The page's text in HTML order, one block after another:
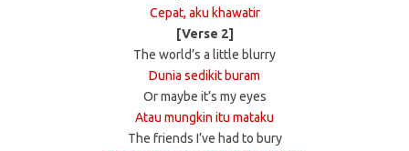
Cepat, aku khawatir
[Verse 2]
The world’s a little blurry
Dunia sedikit buram
Or maybe it’s my eyes
Atau mungkin itu mataku
The friends I’ve had to bury